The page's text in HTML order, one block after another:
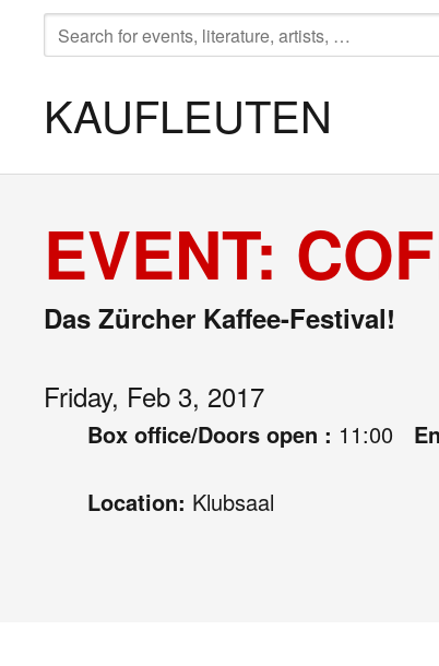
SEARCH
FOR:
KAUFLEUTEN
EVENT:
Das Zürcher Kaffee-Festival!
Friday, Feb 3, 2017
Box office/Doors open : 11:00
Location: Klubsaal